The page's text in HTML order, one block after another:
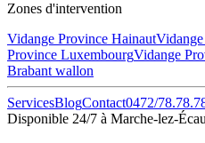
Zones d'intervention
Vidange Province Hainaut
Province LuxembourgVidange
Brabant wallon
ServicesBlogContact0472/
Disponible 24/7 à Marche-lez-